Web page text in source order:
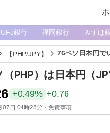
銀行 福岡銀行 みずほ
【PHP/JPY】 76ペソ日本円で
（PHP）は日本円（
+0.49% +0.76
07日 04時28分・ 免責事項